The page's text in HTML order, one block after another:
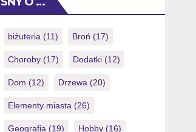
bonus and sense among the many
you look at the the usa, with easy and
Although some members like multiple
software […]
biżuteria(11) Broń (17)
Choroby(17) Dodatki(12)
Dom (12) Drzewa(20)
Elementy miasta(26)
Geografia(19) Hobby(16)